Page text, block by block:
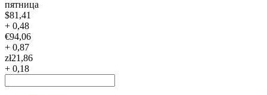
пятница
$81,41
+ 0,48
€94,06
+ 0,87
zł21,86
+ 0,18